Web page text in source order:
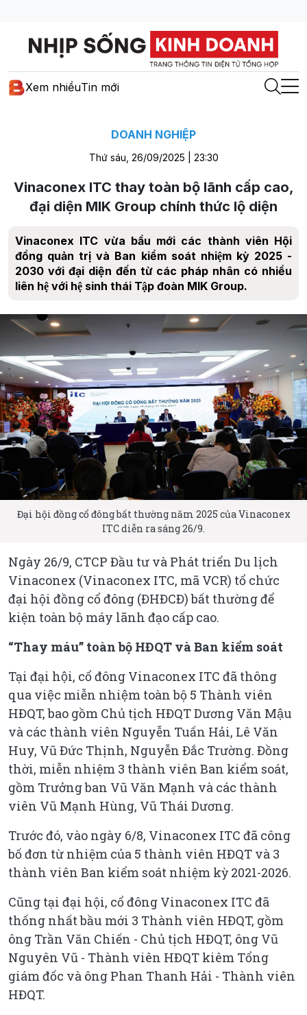
Xem nhiềuTin mới
DOANH NGHIỆP
Thứ sáu, 26/09/2025 | 23:30
Vinaconex ITC thay toàn bộ lãnh cấp cao,
đại diện MIK Group chính thức lộ diện
Vinaconex ITC vừa bầu mới các thành viên Hội
đồng quản trị và Ban kiểm soát nhiệm kỳ 2025 -
2030 với đại diện đến từ các pháp nhân có nhiều
liên hệ với hệ sinh thái Tập đoàn MIK Group.
Đại hội đồng cổ đông bất thường năm 2025 của Vinaconex
ITC diễn ra sáng 26/9.
Ngày 26/9, CTCP Đầu tư và Phát triển Du lịch
Vinaconex (Vinaconex ITC, mã VCR) tổ chức
đại hội đồng cổ đông (ĐHĐCĐ) bất thường để
kiện toàn bộ máy lãnh đạo cấp cao.
“Thay máu” toàn bộ HĐQT và Ban kiểm soát
Tại đại hội, cổ đông Vinaconex ITC đã thông
qua việc miễn nhiệm toàn bộ 5 Thành viên
HĐQT, bao gồm Chủ tịch HĐQT Dương Văn Mậu
và các thành viên Nguyễn Tuấn Hải, Lê Văn
Huy, Vũ Đức Thịnh, Nguyễn Đắc Trường. Đồng
thời, miễn nhiệm 3 thành viên Ban kiểm soát,
gồm Trưởng ban Vũ Văn Mạnh và các thành
viên Vũ Mạnh Hùng, Vũ Thái Dương.
Trước đó, vào ngày 6/8, Vinaconex ITC đã công
bố đơn từ nhiệm của 5 thành viên HĐQT và 3
thành viên Ban kiểm soát nhiệm kỳ 2021-2026.
Cũng tại đại hội, cổ đông Vinaconex ITC đã
thống nhất bầu mới 3 Thành viên HĐQT, gồm
ông Trần Văn Chiến - Chủ tịch HĐQT, ông Vũ
Nguyên Vũ - Thành viên HĐQT kiêm Tổng
giám đốc và ông Phan Thanh Hải - Thành viên
HĐQT.